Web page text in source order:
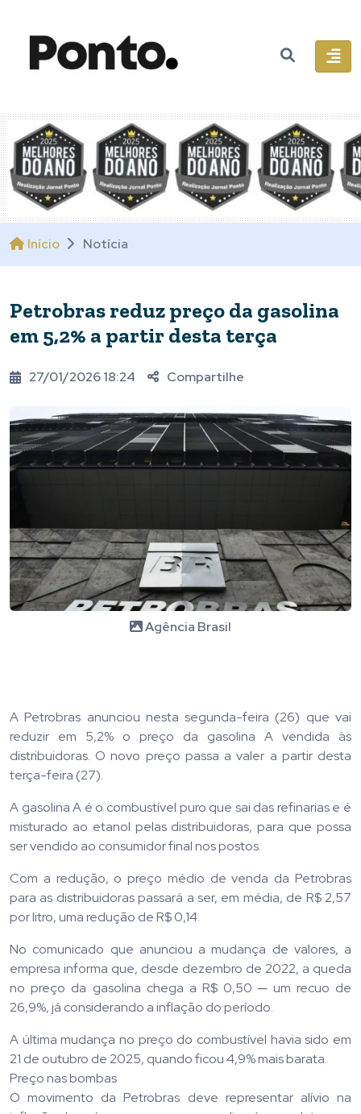
Início Notícia
Petrobras reduz preço da gasolina
em 5,2% a partir desta terça
27/01/2026 18:24 Compartilhe
Agência Brasil
A Petrobras anunciou nesta segunda-feira (26) que vai
reduzir em 5,2% o preço da gasolina A vendida às
distribuidoras. O novo preço passa a valer a partir desta
terça-feira (27).
A gasolina A é o combustível puro que sai das refinarias e é
misturado ao etanol pelas distribuidoras, para que possa
ser vendido ao consumidor final nos postos.
Com a redução, o preço médio de venda da Petrobras
para as distribuidoras passará a ser, em média, de R$ 2,57
por litro, uma redução de R$ 0,14.
No comunicado que anunciou a mudança de valores, a
empresa informa que, desde dezembro de 2022, a queda
no preço da gasolina chega a R$ 0,50 ─ um recuo de
26,9%, já considerando a inflação do período.
A última mudança no preço do combustível havia sido em
21 de outubro de 2025, quando ficou 4,9% mais barata.
Preço nas bombas
O movimento da Petrobras deve representar alívio na